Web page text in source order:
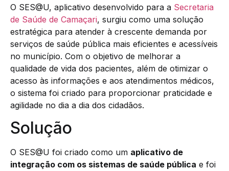
O SES@U, aplicativo desenvolvido para a Secretaria
de Saúde de Camaçari, surgiu como uma solução
estratégica para atender à crescente demanda por
serviços de saúde pública mais eficientes e acessíveis
no município. Com o objetivo de melhorar a
qualidade de vida dos pacientes, além de otimizar o
acesso às informações e aos atendimentos médicos,
o sistema foi criado para proporcionar praticidade e
agilidade no dia a dia dos cidadãos.
Solução
O SES@U foi criado como um aplicativo de
integração com os sistemas de saúde pública e foi